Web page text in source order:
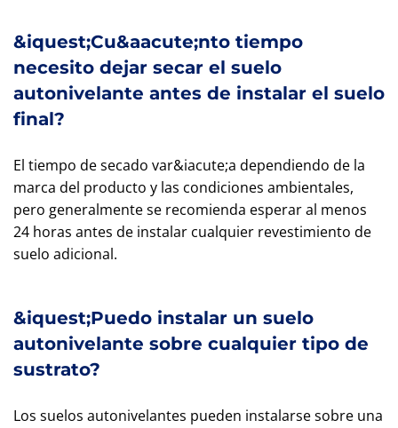
&iquest;Cu&aacute;nto tiempo
necesito dejar secar el suelo
autonivelante antes de instalar el suelo
final?
El tiempo de secado var&iacute;a dependiendo de la
marca del producto y las condiciones ambientales,
pero generalmente se recomienda esperar al menos
24 horas antes de instalar cualquier revestimiento de
suelo adicional.
&iquest;Puedo instalar un suelo
autonivelante sobre cualquier tipo de
sustrato?
Los suelos autonivelantes pueden instalarse sobre una